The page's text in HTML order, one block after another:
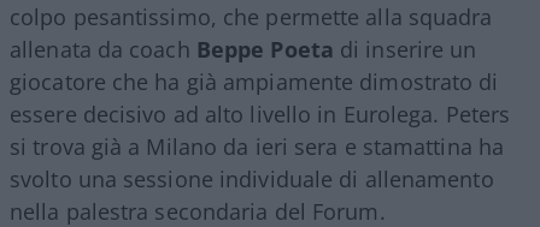
colpo pesantissimo, che permette alla squadra
allenata da coach Beppe Poeta di inserire un
giocatore che ha già ampiamente dimostrato di
essere decisivo ad alto livello in Eurolega. Peters
si trova già a Milano da ieri sera e stamattina ha
svolto una sessione individuale di allenamento
nella palestra secondaria del Forum.